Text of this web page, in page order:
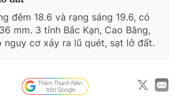
đêm 18.6 và rạng sáng 19.6, có
mm. 3 tỉnh Bắc Kạn, Cao Bằng,
nguy cơ xảy ra lũ quét, sạt lở đất.